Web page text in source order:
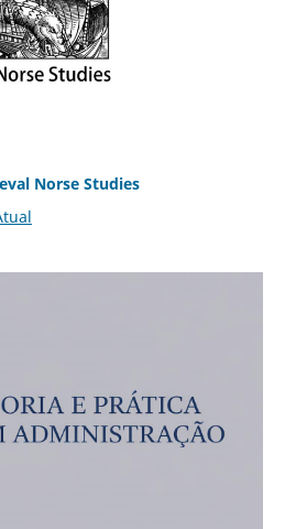
Norse Studies